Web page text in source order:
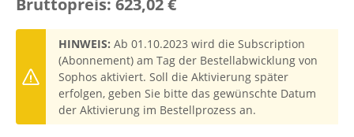
Bruttopreis: 623,02 €
HINWEIS: Ab 01.10.2023 wird die Subscription
(Abonnement) am Tag der Bestellabwicklung von
Sophos aktiviert. Soll die Aktivierung später
erfolgen, geben Sie bitte das gewünschte Datum
der Aktivierung im Bestellprozess an.